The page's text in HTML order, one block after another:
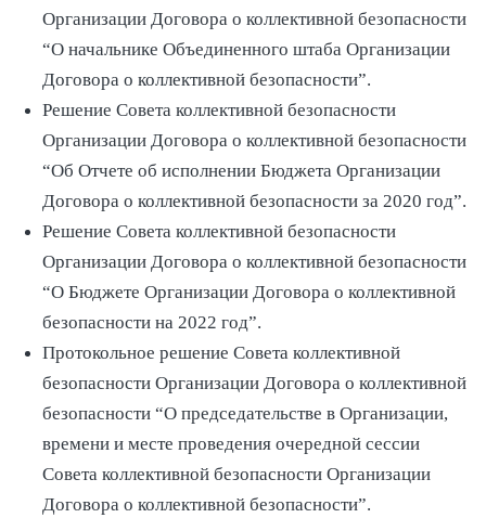
Организации Договора о коллективной безопасности
“О начальнике Объединенного штаба Организации
Договора о коллективной безопасности”.
Решение Совета коллективной безопасности
Организации Договора о коллективной безопасности
“Об Отчете об исполнении Бюджета Организации
Договора о коллективной безопасности за 2020 год”.
Решение Совета коллективной безопасности
Организации Договора о коллективной безопасности
“О Бюджете Организации Договора о коллективной
безопасности на 2022 год”.
Протокольное решение Совета коллективной
безопасности Организации Договора о коллективной
безопасности “О председательстве в Организации,
времени и месте проведения очередной сессии
Совета коллективной безопасности Организации
Договора о коллективной безопасности”.